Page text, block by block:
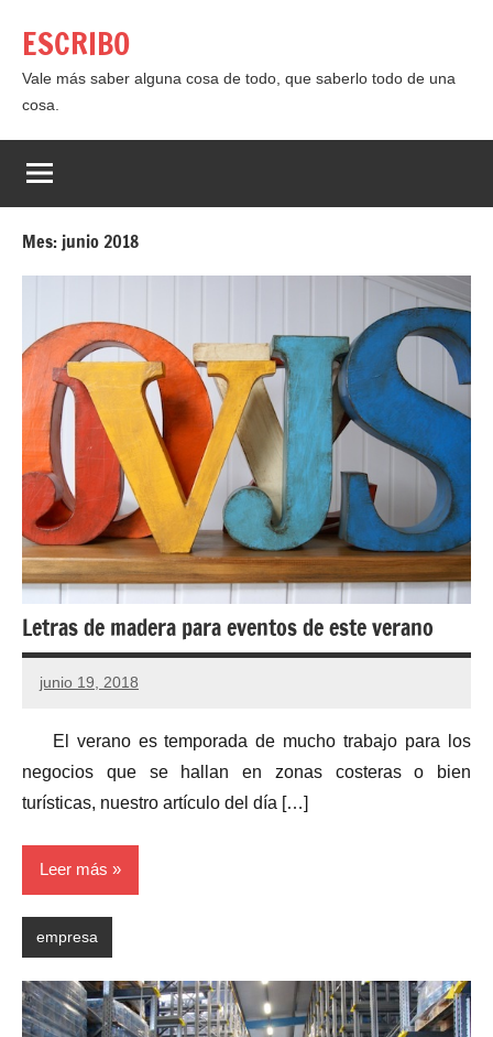
contenido
ESCRIBO
Vale más saber alguna cosa de todo, que saberlo todo de una
cosa.
Mes: junio 2018
Letras de madera para eventos de este verano
junio 19, 2018
El verano es temporada de mucho trabajo para los
negocios que se hallan en zonas costeras o bien
turísticas, nuestro artículo del día […]
Leer más
empresa